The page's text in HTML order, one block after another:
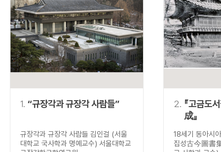
연산자 사용 예
AND 정조 AND 정약용
“정조”와 “정약
색
OR 정조 OR 정약용 “정조” 또는 “정
NOT 정조 NOT 정약용
“정조”가 나온
동시에 여러 개의 연산자를 사용할 수 있습니다.
1. “규장각과 규장각 사람들”
규장각과 규장각 사람들 김인걸 (서울
대학교 국사학과 명예교수) 서울대학교
2. 『고금도
成』
18세기 동아시
집성古今圖書